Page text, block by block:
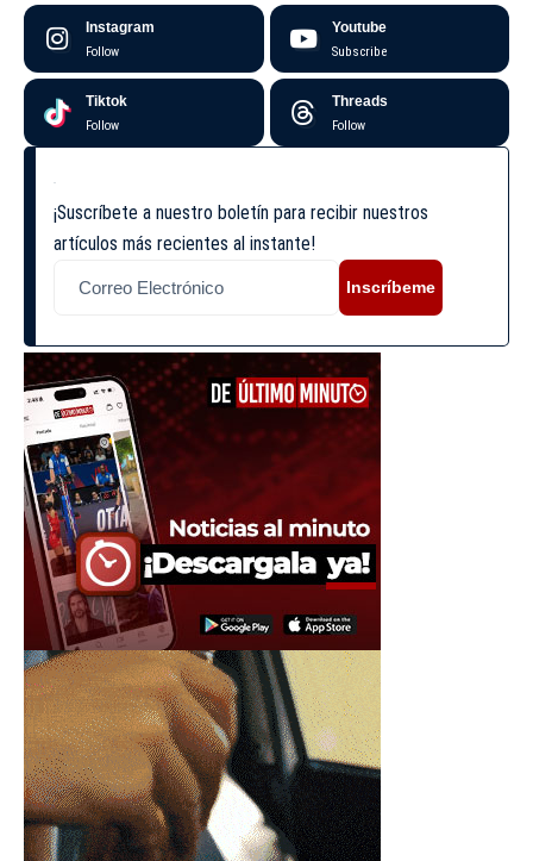
Instagram
Follow
Youtube
Subscribe
Tiktok
Follow
Threads
Follow
¡Suscríbete a nuestro boletín para recibir nuestros
artículos más recientes al instante!
Inscríbeme